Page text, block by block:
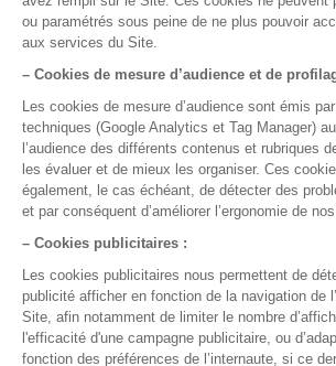
La gestion
Nos rubriques
Semaine de Formation
Assistance et sécurité des
Bien démarrer avec
Facturer et suivre ma
Gérer mon agenda et mes
Me former en 5 minutes par
Optimiser mon usage de
Réaliser mes
Nos fonctionnalités
Agenda